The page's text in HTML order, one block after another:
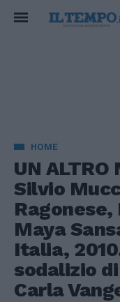
HOME
UN ALTRO
Silvio
Maya
Italia,
sodalizio
Carla